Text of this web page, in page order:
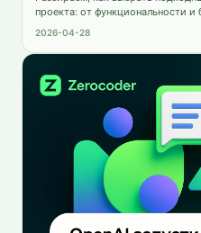
проекта: от функциональности
поддержки.
2026-04-28